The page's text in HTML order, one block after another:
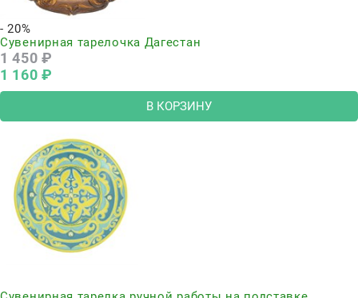
- 20%
Сувенирная тарелочка Дагестан
1 450 ₽
1 160 ₽
В КОРЗИНУ